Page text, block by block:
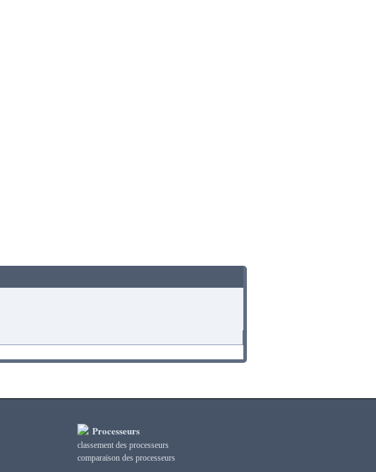
Processeurs
classement des processeurs
сomparaison des processeurs